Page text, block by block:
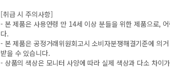
[취급 시 주의사항]
- 본 제품은 사용연령 만 14세 이상 분들을 위한 제품으로,
다.
- 본 제품은 공정거래위원회고시 소비자분쟁해결기준에 의
받을 수 있습니다.
- 상품의 색상은 모니터 사양에 따라 실제 색상과 다소 차이